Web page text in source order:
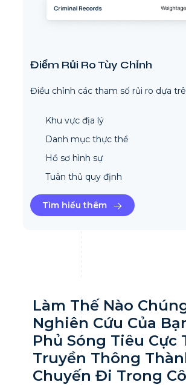
Điểm Rủi Ro Tùy Chỉnh
Điều chỉnh các tham số rủi ro dựa
Khu vực địa lý
Danh mục thực thể
Hồ sơ hình sự
Tuân thủ quy định
Tìm hiểu thêm
Làm Thế Nào
Nghiên Cứu Của
Phủ Sóng Tiêu Cực
Truyền Thông
Chuyến Đi Trong